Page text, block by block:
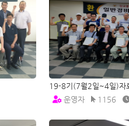
19-8기(7월2일~4일)자
운영자
1156